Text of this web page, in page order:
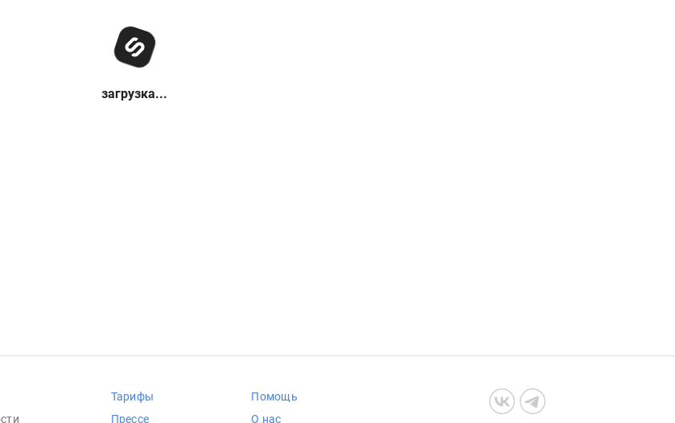
загрузка...
Тарифы
Прессе
Помощь
О нас